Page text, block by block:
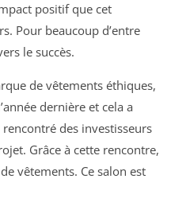
positif que cet
Pour beaucoup d’entre
le succès.
de vêtements éthiques,
dernière et cela a
des investisseurs
Grâce à cette rencontre,
vêtements. Ce salon est